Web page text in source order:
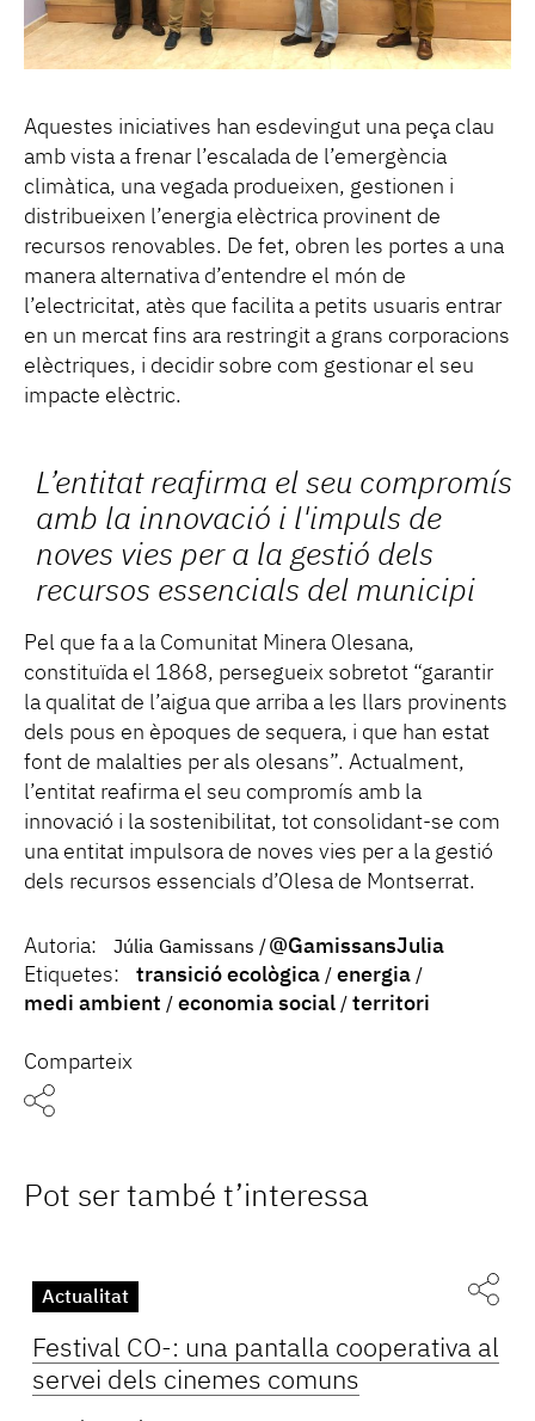
Aquestes iniciatives han esdevingut una peça clau
amb vista a frenar l’escalada de l’emergència
climàtica, una vegada produeixen, gestionen i
distribueixen l’energia elèctrica provinent de
recursos renovables. De fet, obren les portes a una
manera alternativa d’entendre el món de
l’electricitat, atès que facilita a petits usuaris entrar
en un mercat fins ara restringit a grans corporacions
elèctriques, i decidir sobre com gestionar el seu
impacte elèctric.
L’entitat reafirma el seu compromís
amb la innovació i l'impuls de
noves vies per a la gestió dels
recursos essencials del municipi
Pel que fa a la Comunitat Minera Olesana,
constituïda el 1868, persegueix sobretot “garantir
la qualitat de l’aigua que arriba a les llars provinents
dels pous en èpoques de sequera, i que han estat
font de malalties per als olesans”. Actualment,
l’entitat reafirma el seu compromís amb la
innovació i la sostenibilitat, tot consolidant-se com
una entitat impulsora de noves vies per a la gestió
dels recursos essencials d’Olesa de Montserrat.
Autoria: Júlia Gamissans
@GamissansJulia
Etiquetes:
transició ecològica
energia
medi ambient
economia social territori
Comparteix
Pot ser també t’interessa
Actualitat
Festival CO-: una pantalla cooperativa al
servei dels cinemes comuns